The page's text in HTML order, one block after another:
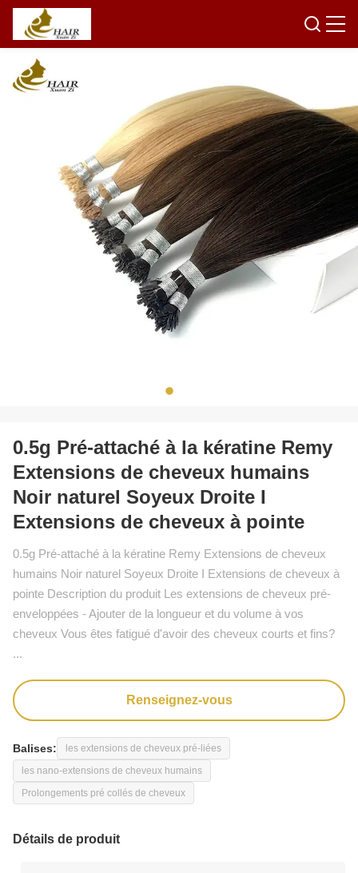
0.5g Pré-attaché à la kératine Remy
Extensions de cheveux humains
Noir naturel Soyeux Droite I
Extensions de cheveux à pointe
0.5g Pré-attaché à la kératine Remy Extensions de cheveux
humains Noir naturel Soyeux Droite I Extensions de cheveux à
pointe Description du produit Les extensions de cheveux pré-
enveloppées - Ajouter de la longueur et du volume à vos
cheveux Vous êtes fatigué d'avoir des cheveux courts et fins?
...
Renseignez-vous
Balises:
les extensions de cheveux pré-liées
les nano-extensions de cheveux humains
Prolongements pré collés de cheveux
Détails de produit